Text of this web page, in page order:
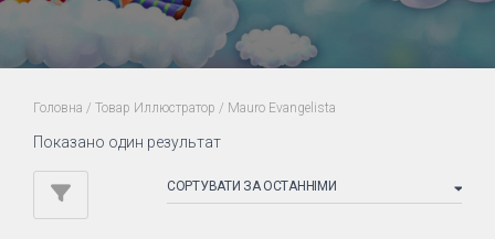
Головна / Товар Иллюстратор / Mauro Evangelista
Показано один результат